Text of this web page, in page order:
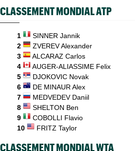
INTERVIEW
WTA - Toronto
Aryna Sabalenka propose... des
CLASSEMENT MONDIAL ATP
1 SINNER Jannik
2
ZVEREV Alexander
3
ALCARAZ Carlos
4
AUGER-ALIASSIME Felix
5
DJOKOVIC Novak
6
DE MINAUR Alex
7
MEDVEDEV Daniil
8
SHELTON Ben
9
COBOLLI Flavio
10
FRITZ Taylor
CLASSEMENT MONDIAL WTA